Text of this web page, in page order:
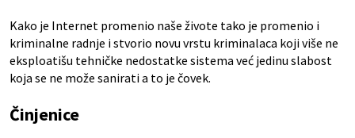
Kako je Internet promenio naše živote tako je promenio i
kriminalne radnje i stvorio novu vrstu kriminalaca koji više ne
eksploatišu tehničke nedostatke sistema već jedinu slabost
koja se ne može sanirati a to je čovek.
Činjenice